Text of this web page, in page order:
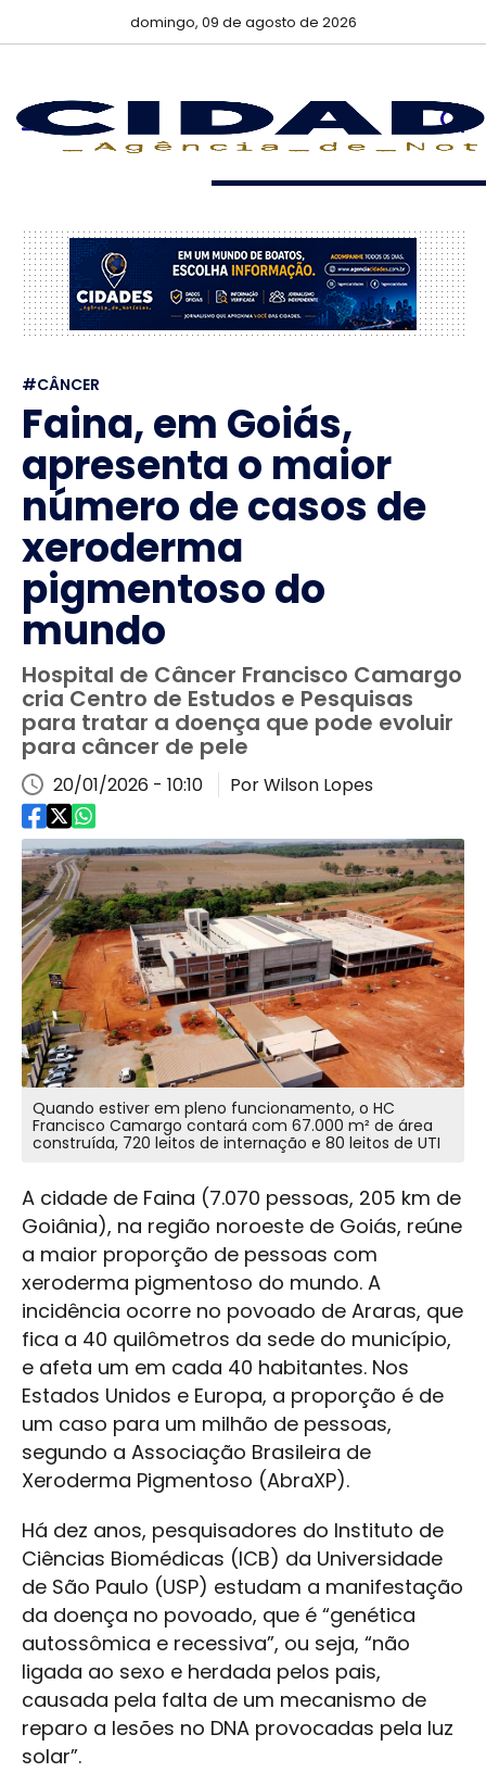
domingo, 09 de agosto de 2026
#CÂNCER
Faina, em Goiás,
apresenta o maior
número de casos de
xeroderma
pigmentoso do
mundo
Hospital de Câncer Francisco Camargo
cria Centro de Estudos e Pesquisas
para tratar a doença que pode evoluir
para câncer de pele
20/01/2026 - 10:10 Por Wilson Lopes
Quando estiver em pleno funcionamento, o HC
Francisco Camargo contará com 67.000 m² de área
construída, 720 leitos de internação e 80 leitos de UTI
A cidade de Faina (7.070 pessoas, 205 km de
Goiânia), na região noroeste de Goiás, reúne
a maior proporção de pessoas com
xeroderma pigmentoso do mundo. A
incidência ocorre no povoado de Araras, que
fica a 40 quilômetros da sede do município,
e afeta um em cada 40 habitantes. Nos
Estados Unidos e Europa, a proporção é de
um caso para um milhão de pessoas,
segundo a Associação Brasileira de
Xeroderma Pigmentoso (AbraXP).
Há dez anos, pesquisadores do Instituto de
Ciências Biomédicas (ICB) da Universidade
de São Paulo (USP) estudam a manifestação
da doença no povoado, que é “genética
autossômica e recessiva”, ou seja, “não
ligada ao sexo e herdada pelos pais,
causada pela falta de um mecanismo de
reparo a lesões no DNA provocadas pela luz
solar”.